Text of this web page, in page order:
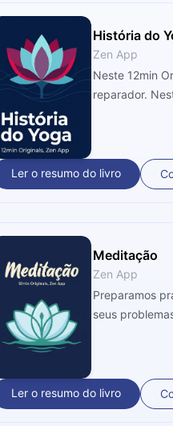
História do
Zen App
Neste 12min
reparador.
Ler o resumo do livro
Meditação
Zen App
Preparamos
seus
Ler o resumo do livro